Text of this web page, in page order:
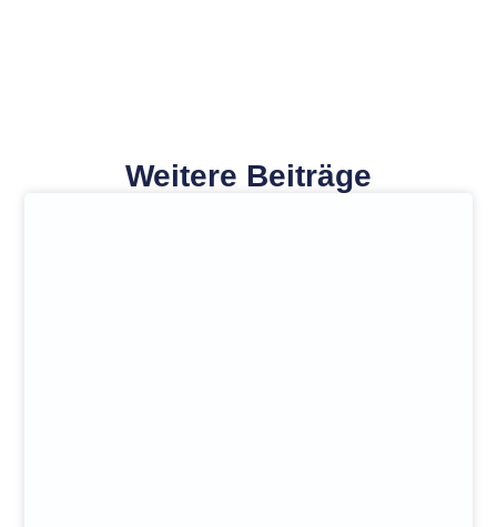
Weitere Beiträge